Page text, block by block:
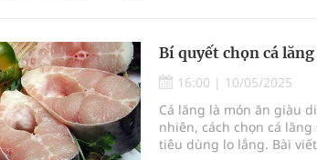
ngày 08/8/2026: Bắc Bộ nắng nóng, nhiệt độ
Bí quyết chọn cá
16:00 | 10/05/2025
Cá lăng là món ăn giàu
nhiên, cách chọn cá
tiêu dùng lo lắng. Bài